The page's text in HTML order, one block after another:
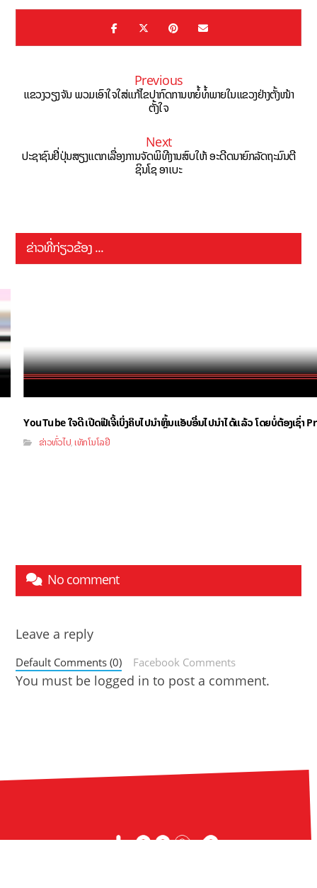
Previous
ແຂວງວຽງຈັນ ພວມເອົາໃຈໃສ່ແກ້ໄຂປາກົດການຫຍໍ້ທໍ້ພາຍໃນແຂວງຢ່າງຕັ້ງໜ້າ
ຕັ້ງໃຈ
Next
ປະຊາຊົນຢີ່ປຸ່ນສຽງແຕກເລື່ອງການຈັດພິທີງານສົບໃຫ້ ອະດີດນາຍົກລັດຖະມົນຕີ
ຊິນໂຊ ອາເບະ
ຂ່າວທີ່ກ່ຽວຂ້ອງ ...
YouTube ໃຈດີ ເປີດຟີເຈີ້ເບິ່ງຄິບໄປນຳຫຼິ້ນແອັບອື່ນໄປນຳໄດ້ແລ້ວ ໂດຍບໍ່ຕ້ອງເຊົ່າ
ຂ່າວທົ່ວໄປ,ເທັກໂນໂລຢີ
No comment
Leave a reply
Default Comments (0) Facebook Comments
You must be logged in to post a comment.